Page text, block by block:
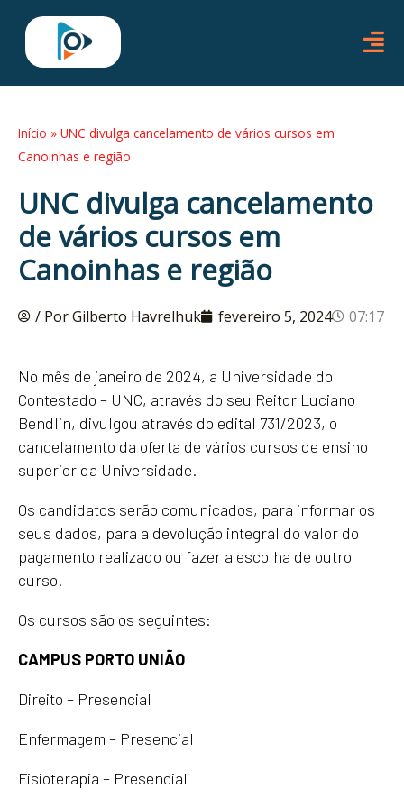
para
conteúdo
Início » UNC divulga cancelamento de vários cursos em
Canoinhas e região
UNC divulga cancelamento
de vários cursos em
Canoinhas e região
/ Por Gilberto Havrelhuk fevereiro 5, 2024 07:17
No mês de janeiro de 2024, a Universidade do
Contestado – UNC, através do seu Reitor Luciano
Bendlin, divulgou através do edital 731/2023, o
cancelamento da oferta de vários cursos de ensino
superior da Universidade.
Os candidatos serão comunicados, para informar os
seus dados, para a devolução integral do valor do
pagamento realizado ou fazer a escolha de outro
curso.
Os cursos são os seguintes:
CAMPUS PORTO UNIÃO
Direito – Presencial
Enfermagem – Presencial
Fisioterapia – Presencial